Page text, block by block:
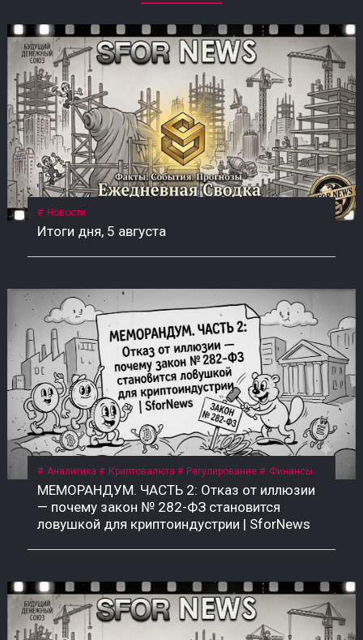
Новости
Итоги дня, 5 августа
Аналитика Криптовалюта Регулирование Финансы
МЕМОРАНДУМ. ЧАСТЬ 2: Отказ от иллюзии
— почему закон № 282-ФЗ становится
ловушкой для криптоиндустрии | SforNews